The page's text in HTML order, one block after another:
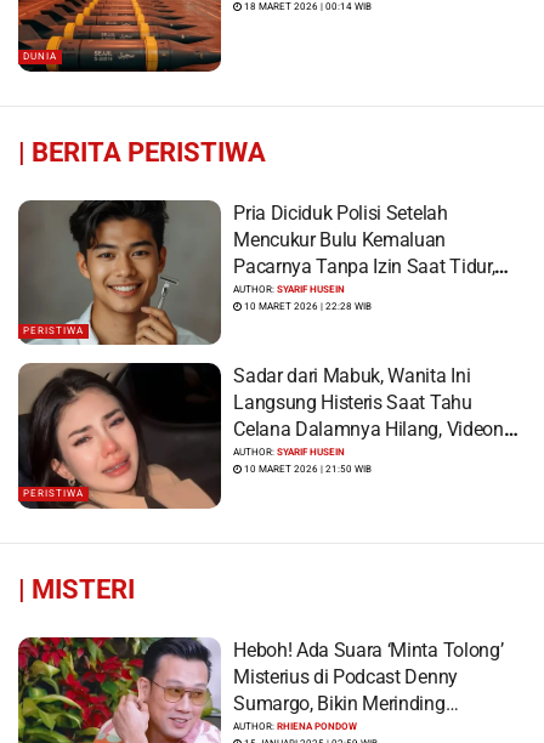
DUNIA
18 MARET 2026 | 00:14 WIB
| BERITA PERISTIWA
PERISTIWA
Pria Diciduk Polisi Setelah
Mencukur Bulu Kemaluan
Pacarnya Tanpa Izin Saat Tidur,
Korban Syok Saat Terbangun
AUTHOR:SYARIF HUSEIN
10 MARET 2026 | 22:28 WIB
PERISTIWA
Sadar dari Mabuk, Wanita Ini
Langsung Histeris Saat Tahu
Celana Dalamnya Hilang, Videonya
Viral
AUTHOR:SYARIF HUSEIN
10 MARET 2026 | 21:50 WIB
| MISTERI
Heboh! Ada Suara ‘Minta Tolong’
Misterius di Podcast Denny
Sumargo, Bikin Merinding…
AUTHOR:RHIENA PONDOW